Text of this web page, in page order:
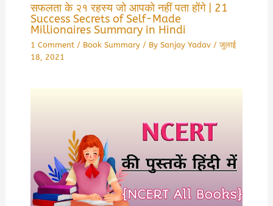
सफलता के २१ रहस्य जो आपको नहीं पता होंगे | 21
Success Secrets of Self-Made
Millionaires Summary in Hindi
1 Comment / Book Summary/ By Sanjay Yadav /जुलाई
18, 2021